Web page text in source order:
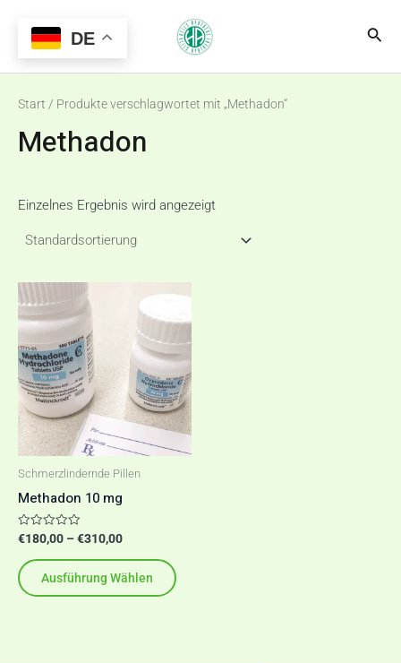
springenMenu
Start / Produkte verschlagwortet mit „Methadon“
Methadon
Einzelnes Ergebnis wird angezeigt
Schmerzlindernde Pillen
Methadon 10 mg
Bewertet
mit
von
5
€180,00 –€310,00
€180,00
€310,00
Ausführung Wählen
Dieses
weist
mehrere
Varianten
auf.
Die
gewählt
DE